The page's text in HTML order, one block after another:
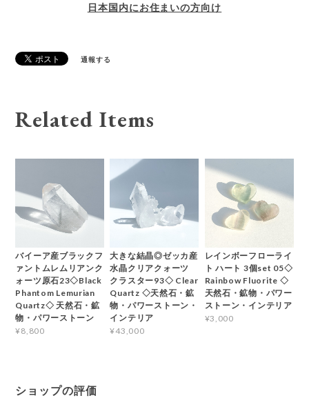
日本国内にお住まいの方向け
通報する
Related Items
バイーア産ブラックフ
ァントムレムリアンク
ォーツ原石23◇Black
Phantom Lemurian
Quartz◇ 天然石・鉱
物・パワーストーン
¥8,800
大きな結晶◎ゼッカ産
水晶クリアクォーツ
クラスター93◇ Clear
Quartz ◇天然石・鉱
物・パワーストーン・
インテリア
¥43,000
レインボーフローライ
ト ハート 3個set 05◇
Rainbow Fluorite ◇
天然石・鉱物・パワー
ストーン・インテリア
¥3,000
ショップの評価